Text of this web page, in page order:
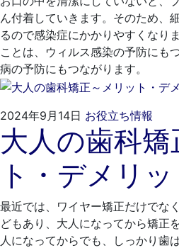
ん付着していきます。そのため、
るので感染症にかかりやすくなり
ことは、ウィルス感染の予防にも
病の予防にもつながります。
2024年9月14日 お役立ち情報
年
8
29
日
れ
も
歯
科
医
院
大人の歯科
ト・デメリ
最近では、ワイヤー矯正だけでな
どもあり、大人になってから矯正
人になってからでも、しっかり歯